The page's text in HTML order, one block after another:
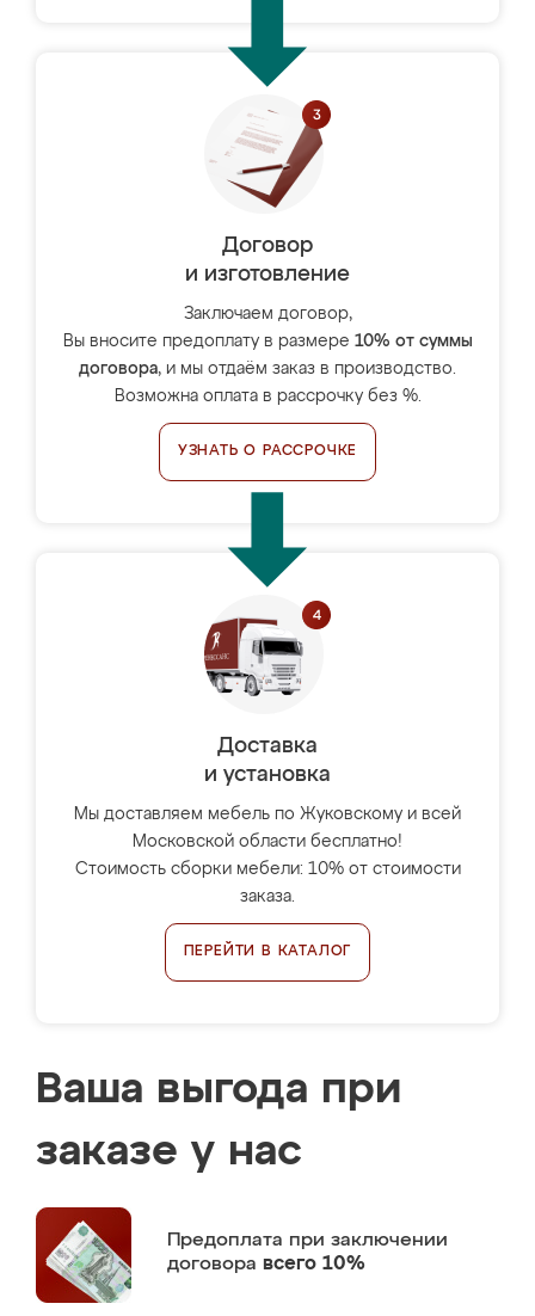
Договор
и изготовление
Заключаем договор,
Вы вносите предоплату в размере 10% от суммы
договора, и мы отдаём заказ в производство.
Возможна оплата в рассрочку без %.
УЗНАТЬ О РАССРОЧКЕ
Доставка
и установка
Мы доставляем мебель по Жуковскому и всей
Московской области бесплатно!
Стоимость сборки мебели: 10% от стоимости
заказа.
ПЕРЕЙТИ В КАТАЛОГ
Ваша выгода при
заказе у нас
Предоплата при заключении
договора всего 10%